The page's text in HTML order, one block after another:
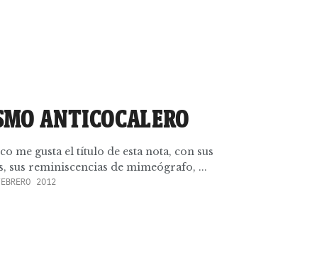
ANTICOCALERO
me gusta el título de esta nota, con sus
sus reminiscencias de mimeógrafo, ...
2012